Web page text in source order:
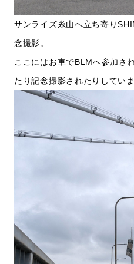
サンライズ糸山へ立ち寄り
念撮影。
ここにはお車でBLMへ参加さ
たり記念撮影されたりしていま